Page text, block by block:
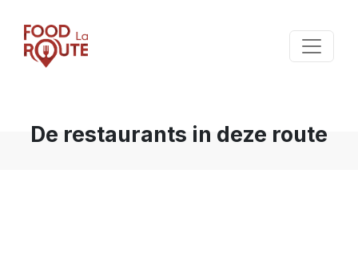
De restaurants in deze route